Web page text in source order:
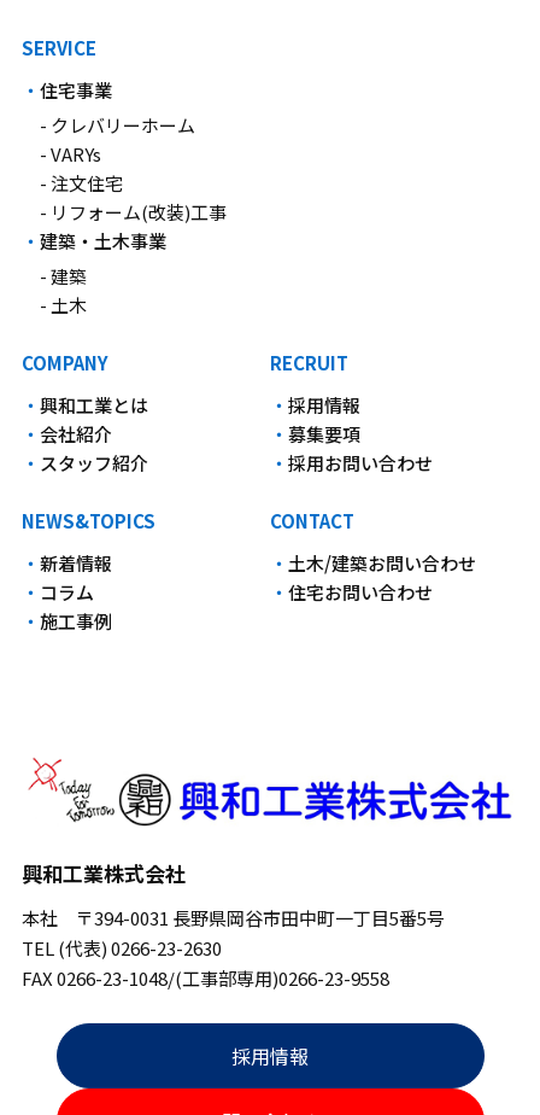
興和工業株式会社
本社 〒394-0031 長野県岡谷市田中町一丁目5番5号
TEL (代表) 0266-23-2630
FAX 0266-23-1048/(工事部専用)0266-23-9558
採用情報
SERVICE
住宅事業
- クレバリーホーム
- VARYs
- 注文住宅
- リフォーム(改装)工事
建築・土木事業
- 建築
- 土木
COMPANY
興和工業とは
会社紹介
スタッフ紹介
RECRUIT
採用情報
募集要項
採用お問い合わせ
NEWS&TOPICS
新着情報
コラム
施工事例
CONTACT
土木/建築お問い合わせ
住宅お問い合わせ